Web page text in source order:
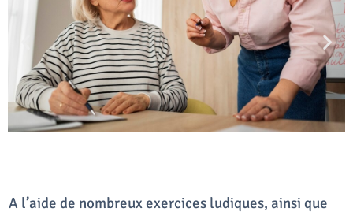
A l’aide de nombreux exercices ludiques, ainsi que